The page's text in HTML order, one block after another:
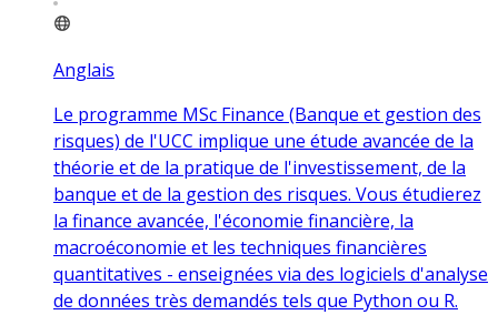
Anglais
Le programme MSc Finance (Banque et gestion des
risques) de l'UCC implique une étude avancée de la
théorie et de la pratique de l'investissement, de la
banque et de la gestion des risques. Vous étudierez
la finance avancée, l'économie financière, la
macroéconomie et les techniques financières
quantitatives - enseignées via des logiciels d'analyse
de données très demandés tels que Python ou R.